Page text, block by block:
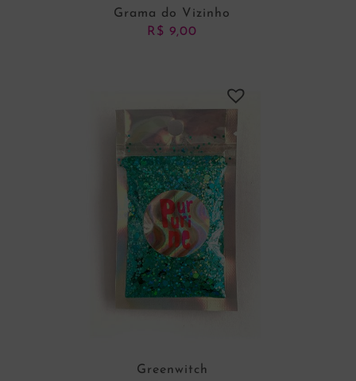
ADICIONAR AO CARRINHO
Grama do Vizinho
R$ 9,00
Greenwitch